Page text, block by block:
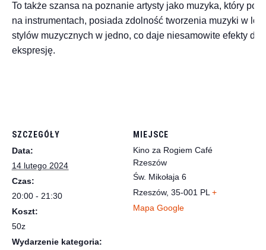
To także szansa na poznanie artysty jako muzyka, który
na instrumentach, posiada zdolność tworzenia muzyki w
stylów muzycznych w jedno, co daje niesamowite efekty
ekspresję.
SZCZEGÓŁY
Data:
14 lutego 2024
Czas:
20:00 - 21:30
Koszt:
50z
Wydarzenie kategoria:
MIEJSCE
Kino za Rogiem Café
Rzeszów
Św. Mikołaja 6
Rzeszów, 35-001 PL +
Mapa Google